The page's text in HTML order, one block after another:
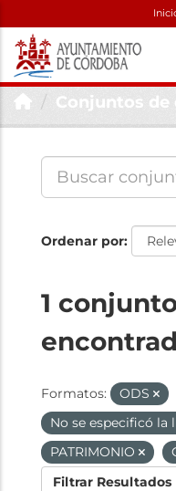
Conjuntos de
Ordenar por
1
Formatos: ODS
No se especificó la
PATRIMONIO
Filtrar Resultados